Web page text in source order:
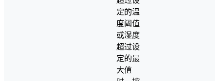
定的温
度阈值
或湿度
超过设
定的最
大值